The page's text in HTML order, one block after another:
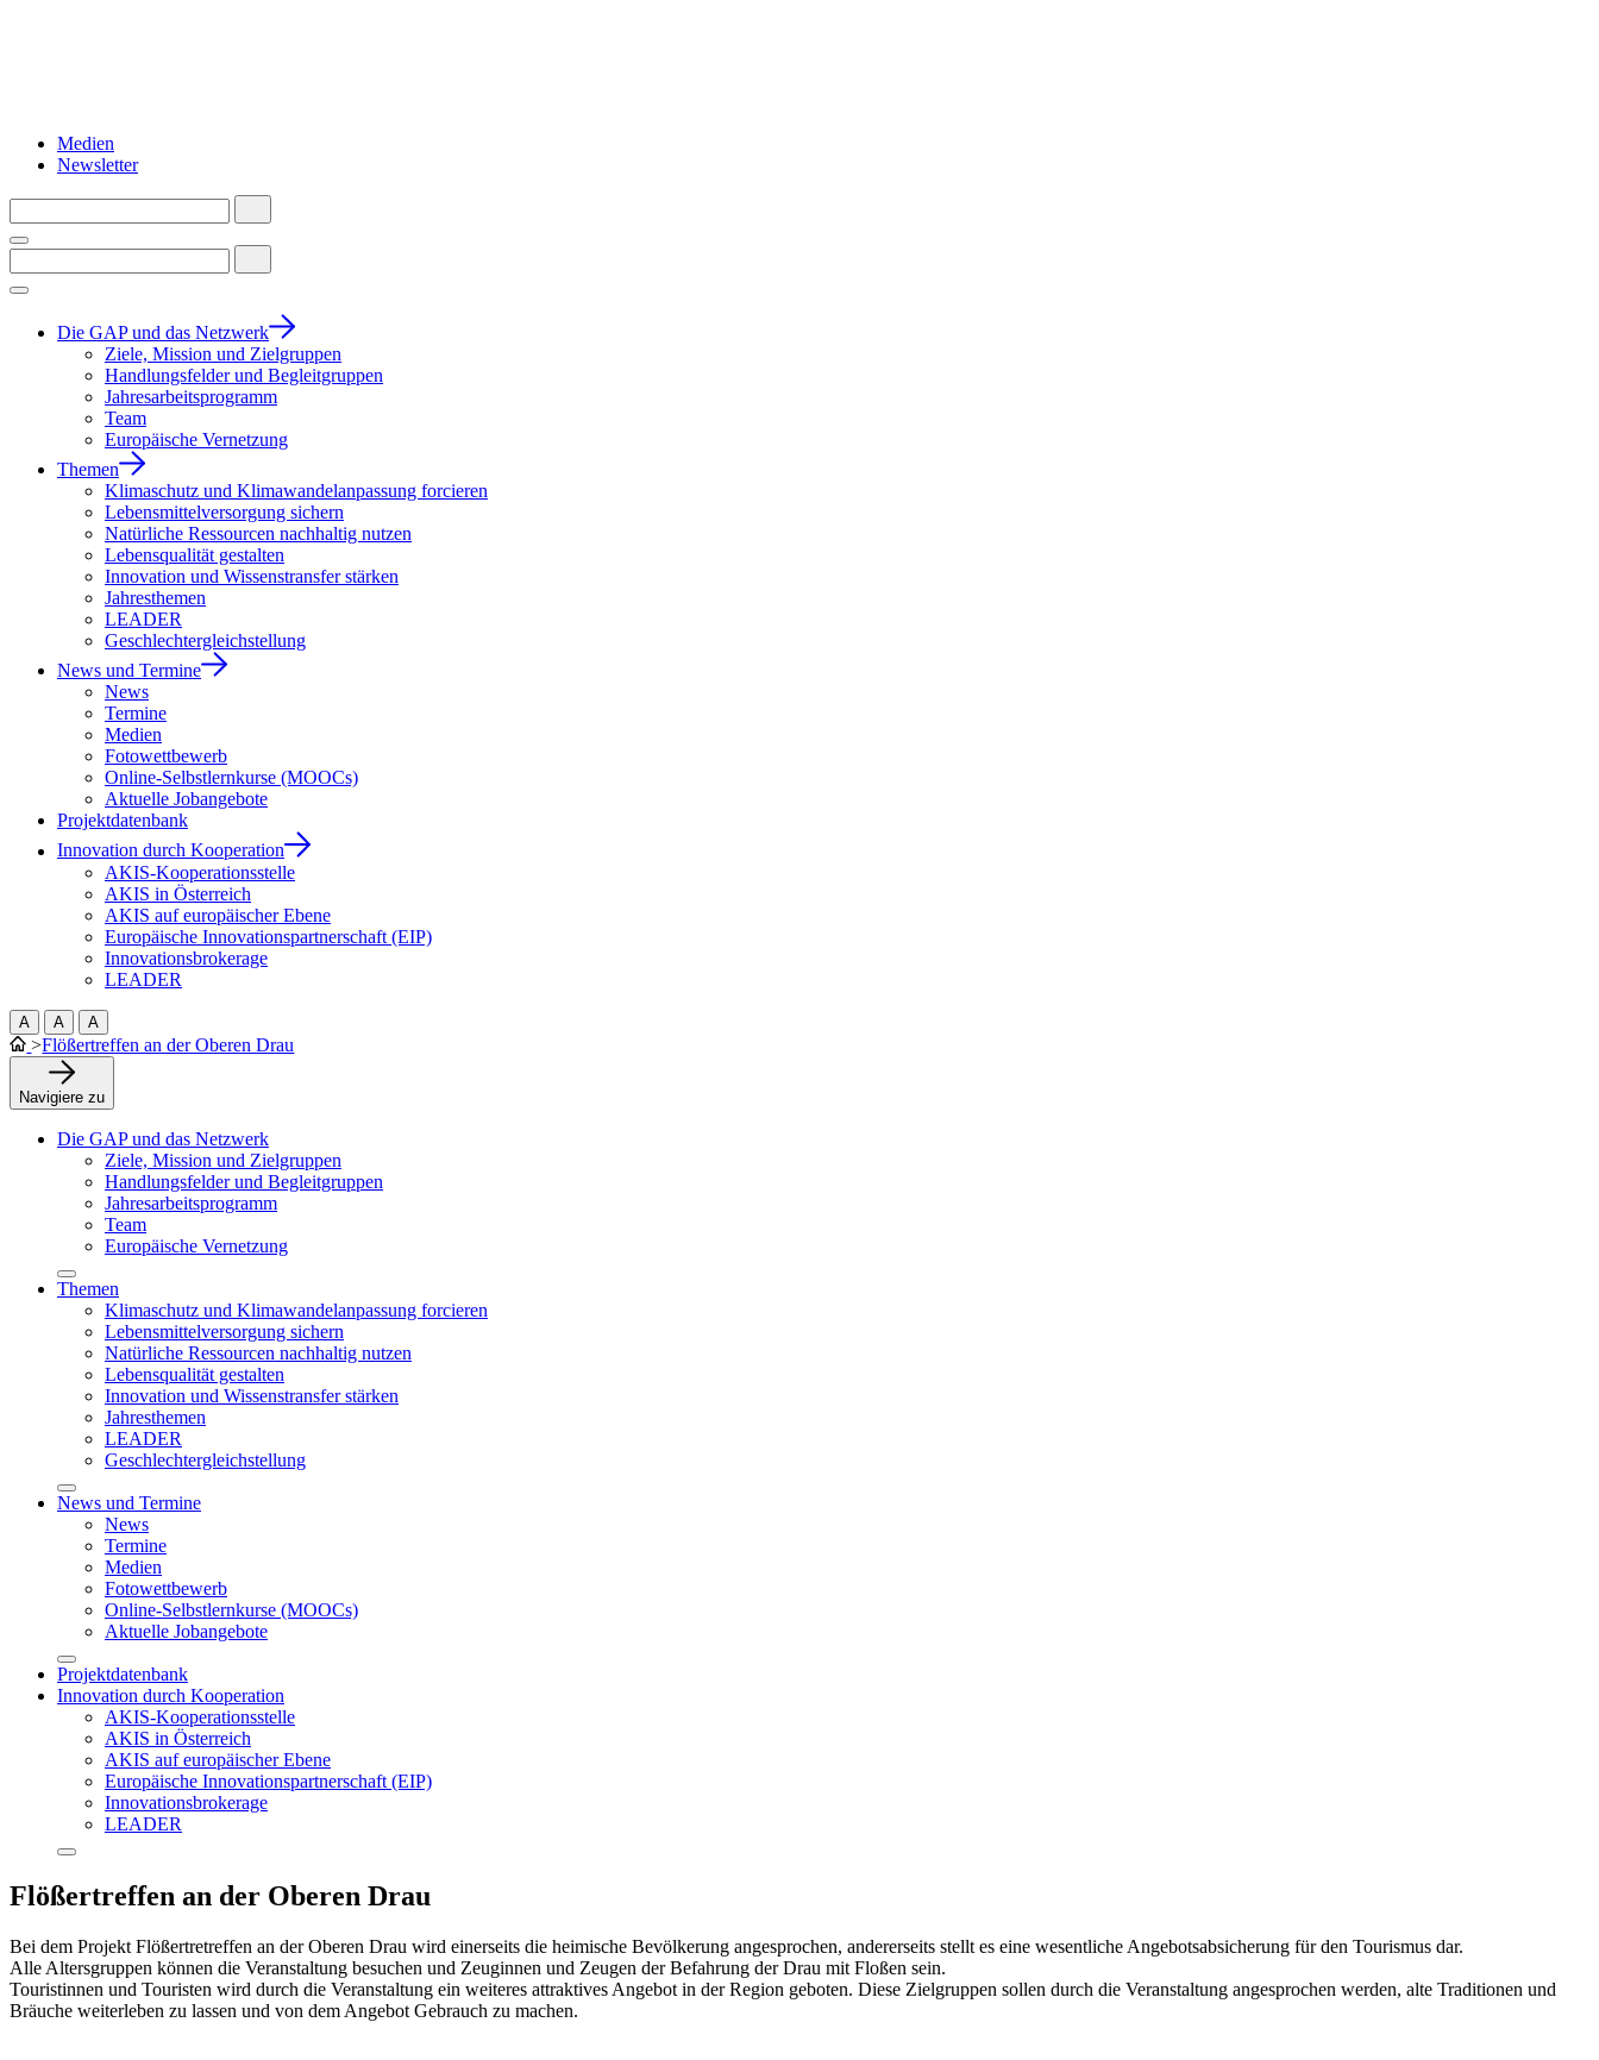
Medien
Newsletter
Die GAP und das Netzwerk
Ziele, Mission und Zielgruppen
Handlungsfelder und Begleitgruppen
Jahresarbeitsprogramm
Team
Europäische Vernetzung
Themen
Klimaschutz und Klimawandelanpassung forcieren
Lebensmittelversorgung sichern
Natürliche Ressourcen nachhaltig nutzen
Lebensqualität gestalten
Innovation und Wissenstransfer stärken
Jahresthemen
LEADER
Geschlechtergleichstellung
News und Termine
News
Termine
Medien
Fotowettbewerb
Online-Selbstlernkurse (MOOCs)
Aktuelle Jobangebote
Projektdatenbank
Innovation durch Kooperation
AKIS-Kooperationsstelle
AKIS in Österreich
AKIS auf europäischer Ebene
Europäische Innovationspartnerschaft (EIP)
Innovationsbrokerage
LEADER
A A A
>Flößertreffen an der Oberen Drau
Navigiere zu
Die GAP und das Netzwerk
Ziele, Mission und Zielgruppen
Handlungsfelder und Begleitgruppen
Jahresarbeitsprogramm
Team
Europäische Vernetzung
Themen
Klimaschutz und Klimawandelanpassung forcieren
Lebensmittelversorgung sichern
Natürliche Ressourcen nachhaltig nutzen
Lebensqualität gestalten
Innovation und Wissenstransfer stärken
Jahresthemen
LEADER
Geschlechtergleichstellung
News und Termine
News
Termine
Medien
Fotowettbewerb
Online-Selbstlernkurse (MOOCs)
Aktuelle Jobangebote
Projektdatenbank
Innovation durch Kooperation
AKIS-Kooperationsstelle
AKIS in Österreich
AKIS auf europäischer Ebene
Europäische Innovationspartnerschaft (EIP)
Innovationsbrokerage
LEADER
Flößertreffen an der Oberen Drau
Bei dem Projekt Flößertretreffen an der Oberen Drau wird einerseits die heimische Bevölkerung angesprochen, andererseits stellt es eine wesentliche Angebotsabsicherung für den Tourismus dar.
Alle Altersgruppen können die Veranstaltung besuchen und Zeuginnen und Zeugen der Befahrung der Drau mit Floßen sein.
Touristinnen und Touristen wird durch die Veranstaltung ein weiteres attraktives Angebot in der Region geboten. Diese Zielgruppen sollen durch die Veranstaltung angesprochen werden, alte Traditionen und
Bräuche weiterleben zu lassen und von dem Angebot Gebrauch zu machen.